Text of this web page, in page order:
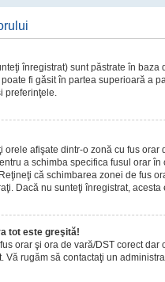
înregistrat) sunt păstrate în baza
fi găsit în partea superioară a
preferinţele.
afişate dintr-o zonă cu fus orar
a schimba specifica fusul orar
că schimbarea zonei de fus
Dacă nu sunteţi înregistrat, acesta
tot este greşită!
orar şi ora de vară/DST corect
Vă rugăm să contactaţi un